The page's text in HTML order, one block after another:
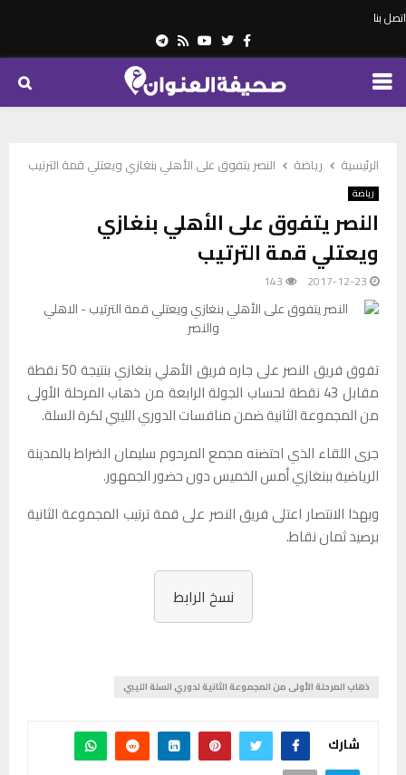
اتصل بنا
Facebook
Twitter
Youtube
Rss
Telegram
PRIMARY
الرئيسية رياضة النصر يتفوق على الأهلي بنغازي ويعتلي قمة الترتيب
رياضة
النصر يتفوق على الأهلي بنغازي
ويعتلي قمة الترتيب
2017-12-23
143
تفوق فريق النصر على جاره فريق الأهلي بنغازي بنتيجة 50 نقطة
مقابل 43 نقطة لحساب الجولة الرابعة من ذهاب المرحلة الأولى
من المجموعة الثانية ضمن منافسات الدوري الليبي لكرة السلة.
جرى اللقاء الذي احتضنه مجمع المرحوم سليمان الضراط بالمدينة
الرياضية ببنغازي أمس الخميس دون حضور الجمهور.
وبهذا الانتصار اعتلى فريق النصر على قمة ترتيب المجموعة الثانية
برصيد ثمان نقاط.
نسخ الرابط
ذهاب المرحلة الأولى من المجموعة الثانية لدوري السلة الليبي
شارك